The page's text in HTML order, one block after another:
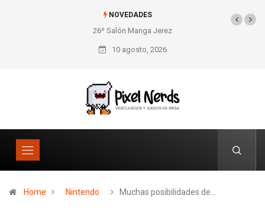
NOVEDADES
26º Salón Manga Jerez SNES Pixel Book para
los amantes de lo retro
10 agosto, 2026
Home Nintendo Muchas posibilidades de…